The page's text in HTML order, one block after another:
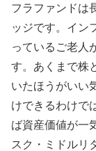
フラファンドは
ッジです。イン
っているご老人
す。あくまで株
いたほうがいい
けできるわけで
ば資産価値が一
スク・ミドルリ